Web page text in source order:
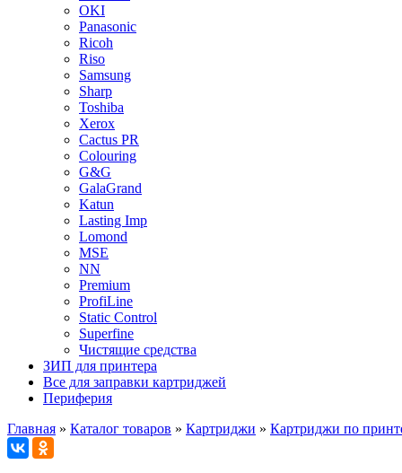
OKI
Panasonic
Ricoh
Riso
Samsung
Sharp
Toshiba
Xerox
Cactus PR
Colouring
G&G
GalaGrand
Katun
Lasting Imp
Lomond
MSE
NN
Premium
ProfiLine
Static Control
Superfine
Чистящие средства
ЗИП для принтера
Все для заправки картриджей
Периферия
Главная » Каталог товаров » Картриджи » Картриджи по